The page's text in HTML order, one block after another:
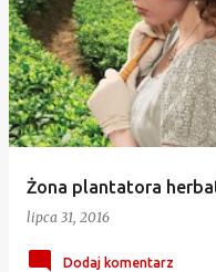
Żona plantatora
lipca 31, 2016
Dodaj komentarz